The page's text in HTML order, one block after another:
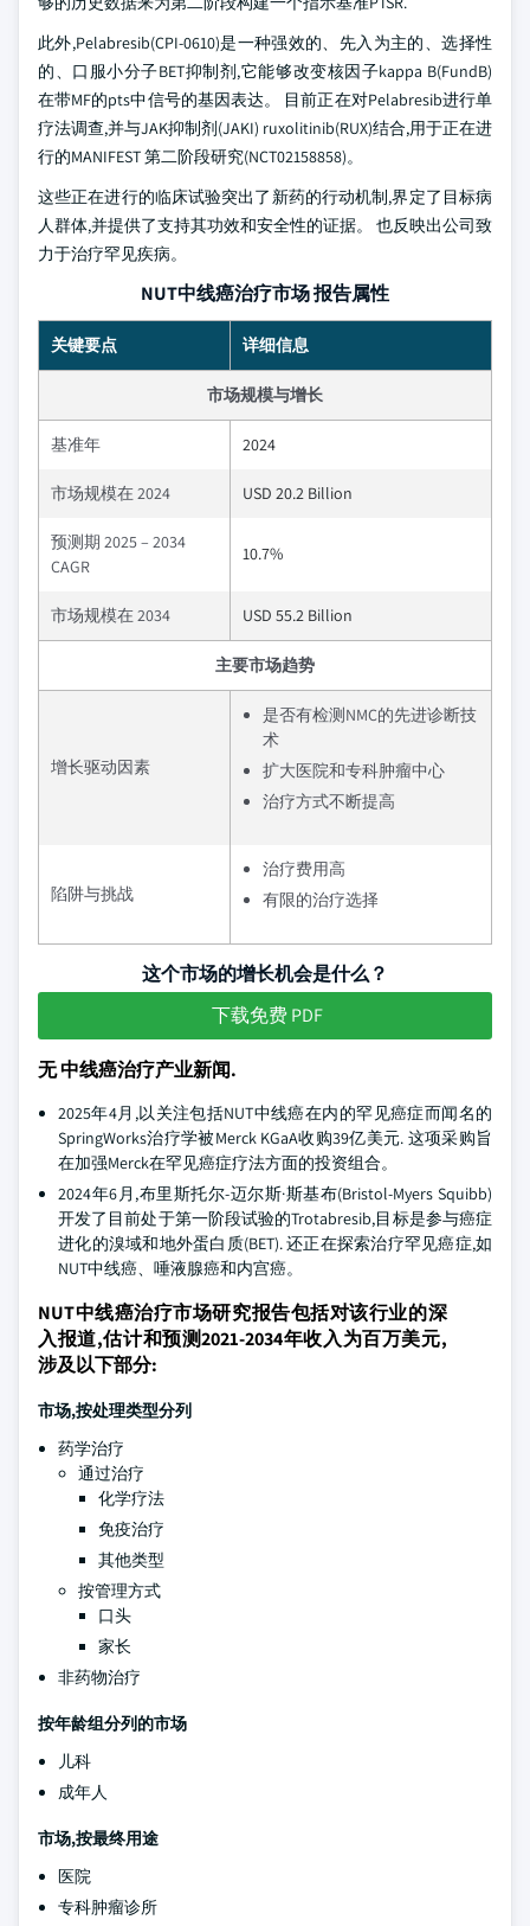
此外,Pelabresib(CPI-0610)是一种强效的、先入为主的、选择性
的、口服小分子BET抑制剂,它能够改变核因子kappa B(FundB)
在带MF的pts中信号的基因表达。 目前正在对Pelabresib进行单
疗法调查,并与JAK抑制剂(JAKI) ruxolitinib(RUX)结合,用于正在进
行的MANIFEST 第二阶段研究(NCT02158858)。
这些正在进行的临床试验突出了新药的行动机制,界定了目标病
人群体,并提供了支持其功效和安全性的证据。 也反映出公司致
力于治疗罕见疾病。
NUT中线癌治疗市场 报告属性
关键要点 详细信息
市场规模与增长
基准年 2024
市场规模在 2024 USD 20.2 Billion
预测期 2025 – 2034
CAGR
10.7%
市场规模在 2034 USD 55.2 Billion
主要市场趋势
增长驱动因素
是否有检测NMC的先进诊断技
术
扩大医院和专科肿瘤中心
治疗方式不断提高
陷阱与挑战
治疗费用高
有限的治疗选择
这个市场的增长机会是什么？
下载免费 PDF
无 中线癌治疗产业新闻.
2025年4月,以关注包括NUT中线癌在内的罕见癌症而闻名的
SpringWorks治疗学被Merck KGaA收购39亿美元. 这项采购旨
在加强Merck在罕见癌症疗法方面的投资组合。
2024年6月,布里斯托尔-迈尔斯·斯基布(Bristol-Myers Squibb)
开发了目前处于第一阶段试验的Trotabresib,目标是参与癌症
进化的溴域和地外蛋白质(BET). 还正在探索治疗罕见癌症,如
NUT中线癌、唾液腺癌和内宫癌。
NUT中线癌治疗市场研究报告包括对该行业的深
入报道,估计和预测2021-2034年收入为百万美元,
涉及以下部分:
市场,按处理类型分列
药学治疗
通过治疗
化学疗法
免疫治疗
其他类型
按管理方式
口头
家长
非药物治疗
按年龄组分列的市场
儿科
成年人
市场,按最终用途
医院
专科肿瘤诊所